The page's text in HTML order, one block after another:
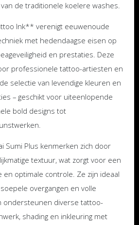
de traditionele koelere washes.
Ink** verenigt eeuwenoude
met hedendaagse eisen op
en prestaties. Deze
professionele tattoo-artiesten en
selectie van levendige kleuren en
– geschikt voor uiteenlopende
bold designs tot
Sumi Plus kenmerken zich door
textuur, wat zorgt voor een
en optimale controle. Ze zijn ideaal
overgangen en volle
ondersteunen diverse tattoo-
shading en inkleuring met